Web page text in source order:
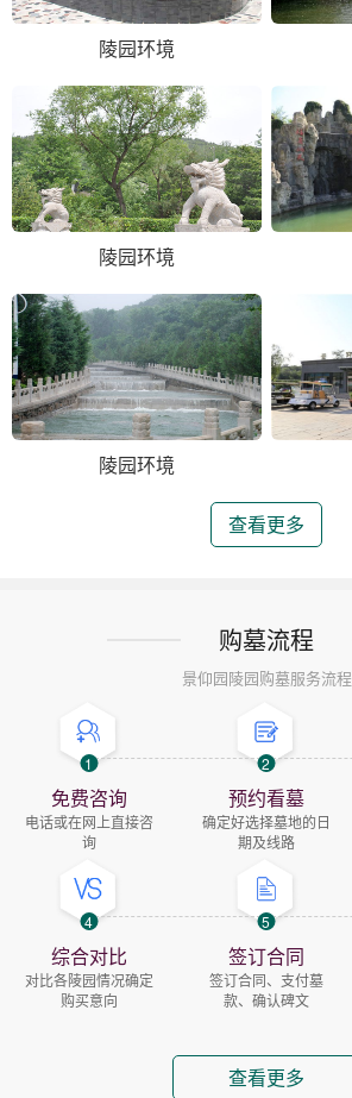
陵园环境
陵园环境
陵园环境
查看更多
购墓流程
景仰园陵园购墓服务流程
1
免费咨询
电话或在网上直接咨
询
2
预约看墓
确定好选择墓地的日
期及线路
4
综合对比
对比各陵园情况确定
购买意向
5
签订合同
签订合同、支付墓
款、确认碑文
查看更多